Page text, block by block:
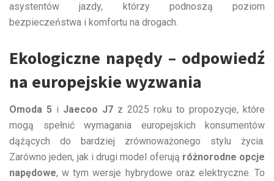
asystentów jazdy, którzy podnoszą poziom
bezpieczeństwa i komfortu na drogach.
Ekologiczne napędy – odpowiedź
na europejskie wyzwania
Omoda 5 i Jaecoo J7 z 2025 roku to propozycje, które
mogą spełnić wymagania europejskich konsumentów
dążących do bardziej zrównoważonego stylu życia.
Zarówno jeden, jak i drugi model oferują różnorodne opcje
napędowe, w tym wersje hybrydowe oraz elektryczne. To